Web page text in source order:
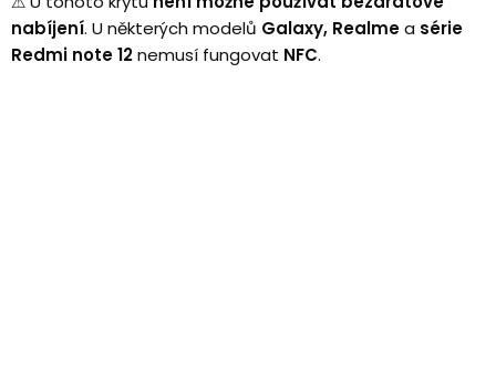
nabíjení. U některých modelů Galaxy, Realmea série
Redmi note 12nemusí fungovat NFC.